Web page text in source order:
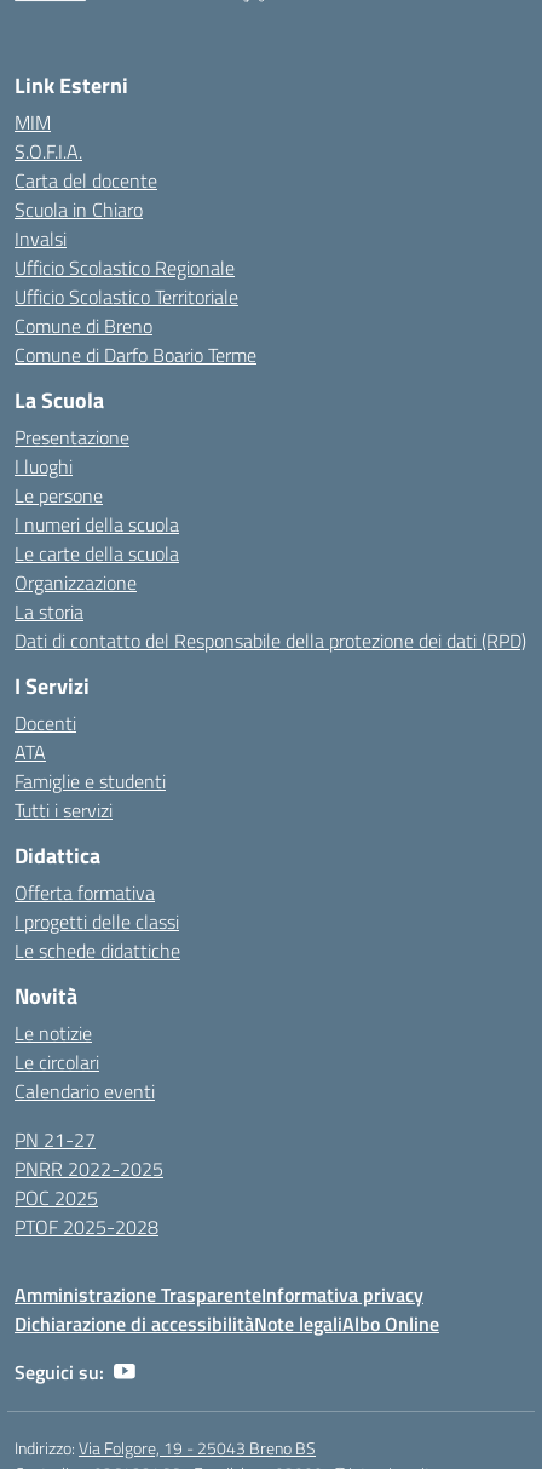
Link Esterni
MIM
S.O.F.I.A.
Carta del docente
Scuola in Chiaro
Invalsi
Ufficio Scolastico Regionale
Ufficio Scolastico Territoriale
Comune di Breno
Comune di Darfo Boario Terme
La Scuola
Presentazione
I luoghi
Le persone
I numeri della scuola
Le carte della scuola
Organizzazione
La storia
Dati di contatto del Responsabile della protezione dei dati (RPD)
I Servizi
Docenti
ATA
Famiglie e studenti
Tutti i servizi
Didattica
Offerta formativa
I progetti delle classi
Le schede didattiche
Novità
Le notizie
Le circolari
Calendario eventi
PN 21-27
PNRR 2022-2025
POC 2025
PTOF 2025-2028
Amministrazione TrasparenteInformativa privacy
Dichiarazione di accessibilitàNote legaliAlbo Online
Seguici su:
Indirizzo:Via Folgore, 19 - 25043 Breno BS